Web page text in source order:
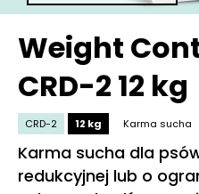
Weight
CRD-2 12 kg
CRD-2 12 kg Karma sucha
Karma sucha dla
redukcyjnej lub o